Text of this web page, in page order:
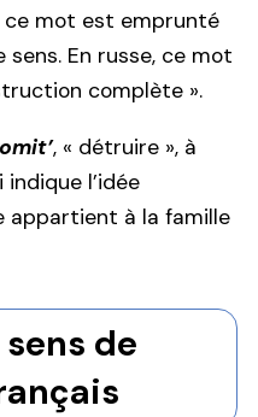
ce mot est emprunté
sens. En russe, ce mot
complète ».
, « détruire », à
indique l’idée
appartient à la famille
de